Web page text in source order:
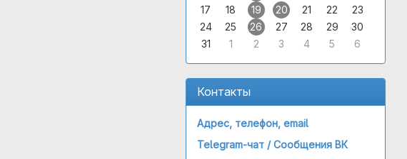
17
18 19 20 21 22
23
24
25 26 27 28 29
30
31
1 2 3 4 5 6
Контакты
Адрес, телефон, email
Telegram-чат /Сообщения ВК